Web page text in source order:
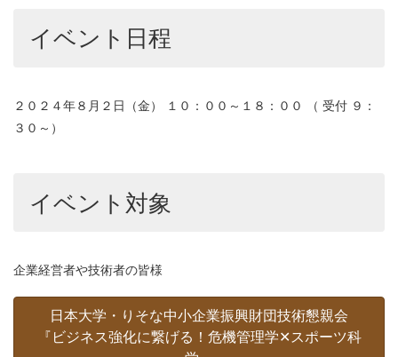
イベント日程
２０２４年８月２日（金） １０：００～１８：００ （ 受付 ９：
３０～）
イベント対象
企業経営者や技術者の皆様
日本大学・りそな中小企業振興財団技術懇親会
『ビジネス強化に繋げる！危機管理学✕スポーツ科